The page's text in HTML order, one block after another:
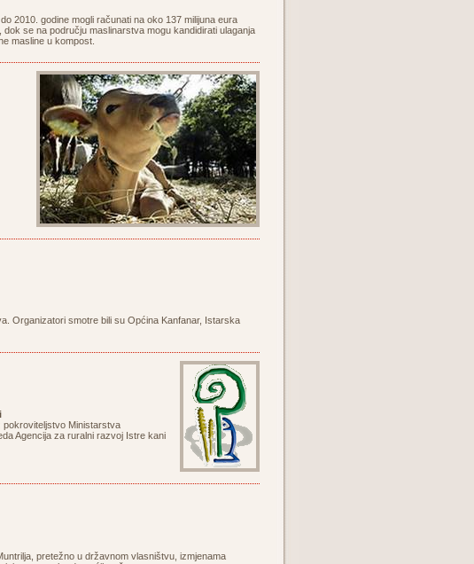
2010. godine mogli računati na oko 137 milijuna eura
se na području maslinarstva mogu kandidirati ulaganja
masline u kompost.
Organizatori smotre bili su Općina Kanfanar, Istarska
Ministarstva
Agencija za ruralni razvoj Istre kani
pretežno u državnom vlasništvu, izmjenama